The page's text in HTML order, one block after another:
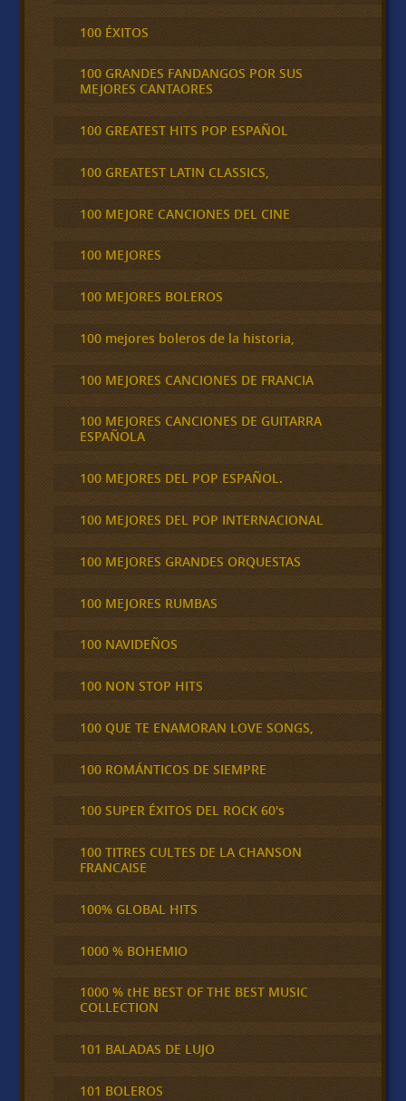
100 ÉXITOS
100 GRANDES FANDANGOS POR SUS
MEJORES CANTAORES
100 GREATEST HITS POP ESPAÑOL
100 GREATEST LATIN CLASSICS,
100 MEJORE CANCIONES DEL CINE
100 MEJORES
100 MEJORES BOLEROS
100 mejores boleros de la historia,
100 MEJORES CANCIONES DE FRANCIA
100 MEJORES CANCIONES DE GUITARRA
ESPAÑOLA
100 MEJORES DEL POP ESPAÑOL.
100 MEJORES DEL POP INTERNACIONAL
100 MEJORES GRANDES ORQUESTAS
100 MEJORES RUMBAS
100 NAVIDEÑOS
100 NON STOP HITS
100 QUE TE ENAMORAN LOVE SONGS,
100 ROMÁNTICOS DE SIEMPRE
100 SUPER ÉXITOS DEL ROCK 60's
100 TITRES CULTES DE LA CHANSON
FRANCAISE
100% GLOBAL HITS
1000 % BOHEMIO
1000 % tHE BEST OF THE BEST MUSIC
COLLECTION
101 BALADAS DE LUJO
101 BOLEROS